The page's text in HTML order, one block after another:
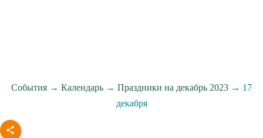
События → Календарь → Праздники на декабрь 2023 → 17
декабря